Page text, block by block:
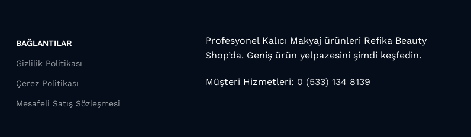
BAĞLANTILAR
Gizlilik Politikası
Çerez Politikası
Mesafeli Satış Sözleşmesi
Profesyonel Kalıcı Makyaj ürünleri Refika Beauty
Shop’da. Geniş ürün yelpazesini şimdi keşfedin.
Müşteri Hizmetleri: 0 (533) 134 8139